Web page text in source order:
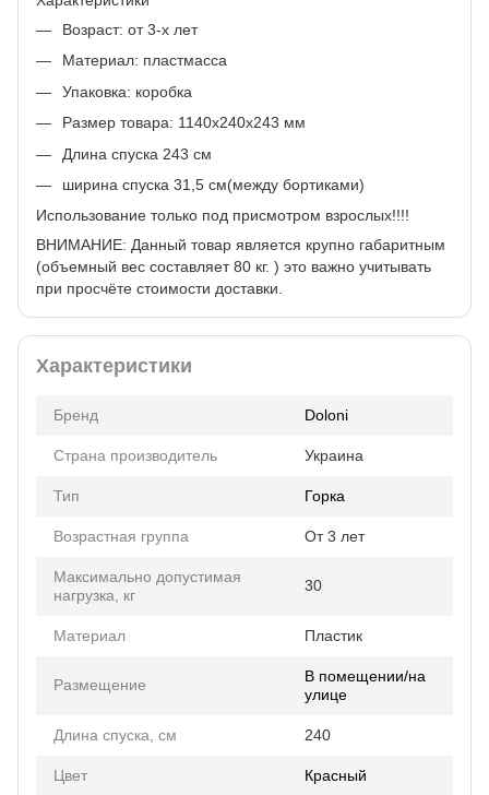
Возраст: от 3-х лет
Материал: пластмасса
Упаковка: коробка
Размер товара: 1140x240x243 мм
Длина спуска 243 см
ширина спуска 31,5 см(между бортиками)
Использование только под присмотром взрослых!!!!
ВНИМАНИЕ: Данный товар является крупно габаритным
(объемный вес составляет 80 кг. ) это важно учитывать
при просчёте стоимости доставки.
Характеристики
Бренд Doloni
Страна производитель Украина
Тип Горка
Возрастная группа От 3 лет
Максимально допустимая
нагрузка, кг
30
Материал Пластик
Размещение
В помещении/на
улице
Длина спуска, см 240
Цвет Красный